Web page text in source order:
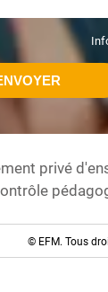
privé
© EFM. Tous